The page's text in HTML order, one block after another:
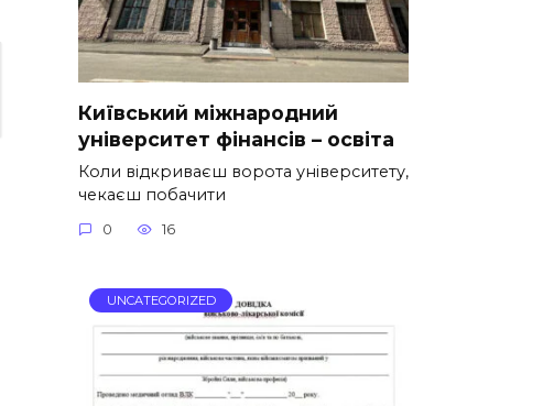
Київський міжнародний
університет фінансів – освіта
Коли відкриваєш ворота університету,
чекаєш побачити
0 16
UNCATEGORIZED